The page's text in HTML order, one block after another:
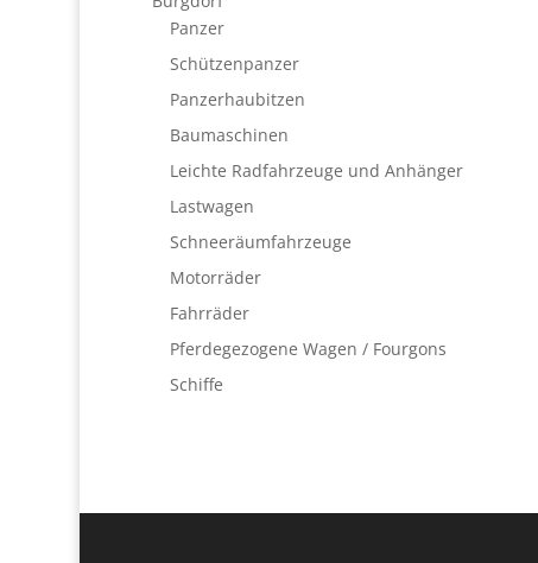
Panzer
Schützenpanzer
Panzerhaubitzen
Baumaschinen
Leichte Radfahrzeuge und Anhänger
Lastwagen
Schneeräumfahrzeuge
Motorräder
Fahrräder
Pferdegezogene Wagen / Fourgons
Schiffe